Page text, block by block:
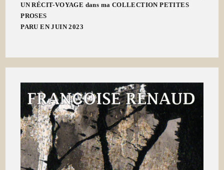
UN RÉCIT-VOYAGE dans ma COLLECTION PETITES
PROSES
PARU EN JUIN 2023